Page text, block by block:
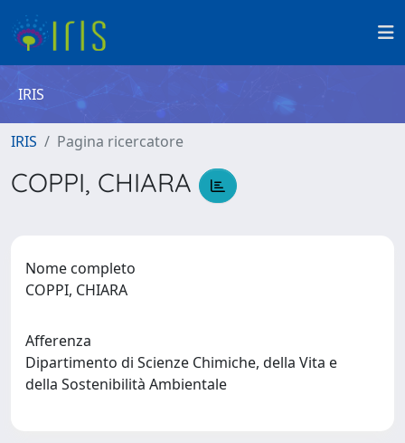
IRIS
IRIS Pagina ricercatore
COPPI, CHIARA
Nome completo
COPPI, CHIARA
Afferenza
Dipartimento di Scienze Chimiche, della Vita e
della Sostenibilità Ambientale